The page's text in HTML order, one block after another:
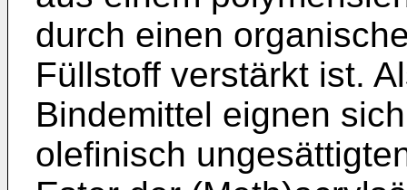
durch einen
Füllstoff verstärkt ist.
Bindemittel eignen
olefinisch